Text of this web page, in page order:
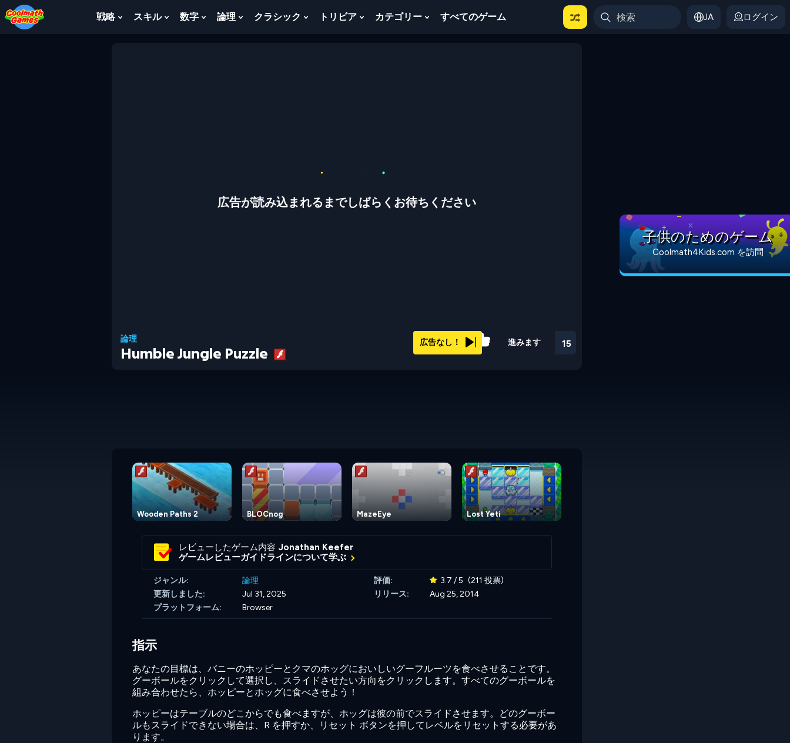
Skip
to
Top
Skip
to
Navigation
Skip
to
Main
Skip
to
Footer
戦略 Showスキル Show
数字 Show
論理 Showクラシック
Showトリビア Showカテゴリー Showすべてのゲーム JA ログイン
広告が読み込まれるまでしばらくお待ちください
進みます 15
広告なし！
論理 68%
Humble Jungle Puzzle
Wooden Paths 2 BLOCnog MazeEye Lost Yeti
レビューしたゲーム内容 Jonathan Keefer
ゲームレビューガイドラインについて学ぶ
ジャンル: 論理 評価: 3.7 / 5 (211 投票)
更新しました:
Jul 31, 2025 リリース:
Aug 25, 2014
プラットフォーム:
Browser
指示
あなたの目標は、バニーのホッピーとクマのホッグにおいしいグーフルーツを食べさせることです。
グーボールをクリックして選択し、スライドさせたい方向をクリックします。すべてのグーボールを
組み合わせたら、ホッピーとホッグに食べさせよう！
ホッピーはテーブルのどこからでも食べますが、ホッグは彼の前でスライドさせます。どのグーボー
ルもスライドできない場合は、R を押すか、リセット ボタンを押してレベルをリセットする必要があ
ります。
子供のためのゲーム
Coolmath4Kids.com を訪問